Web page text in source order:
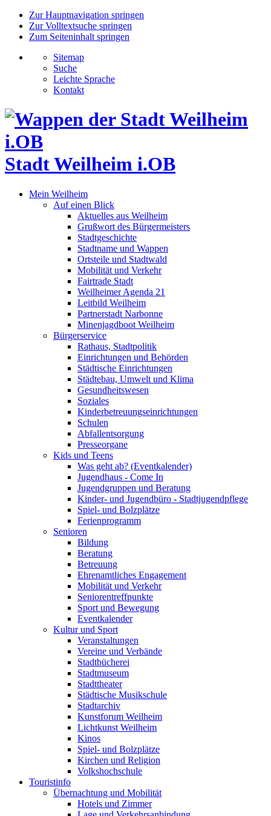
Zur Hauptnavigation springen
Zur Volltextsuche springen
Zum Seiteninhalt springen
Sitemap
Suche
Leichte Sprache
Kontakt
Stadt Weilheim i.OB
Mein Weilheim
Auf einen Blick
Aktuelles aus Weilheim
Grußwort des Bürgermeisters
Stadtgeschichte
Stadtname und Wappen
Ortsteile und Stadtwald
Mobilität und Verkehr
Fairtrade Stadt
Weilheimer Agenda 21
Leitbild Weilheim
Partnerstadt Narbonne
Minenjagdboot Weilheim
Bürgerservice
Rathaus, Stadtpolitik
Einrichtungen und Behörden
Städtische Einrichtungen
Städtebau, Umwelt und Klima
Gesundheitswesen
Soziales
Kinderbetreuungseinrichtungen
Schulen
Abfallentsorgung
Presseorgane
Kids und Teens
Was geht ab? (Eventkalender)
Jugendhaus - Come In
Jugendgruppen und Beratung
Kinder- und Jugendbüro - Stadtjugendpflege
Spiel- und Bolzplätze
Ferienprogramm
Senioren
Bildung
Beratung
Betreuung
Ehrenamtliches Engagement
Mobilität und Verkehr
Seniorentreffpunkte
Sport und Bewegung
Eventkalender
Kultur und Sport
Veranstaltungen
Vereine und Verbände
Stadtbücherei
Stadtmuseum
Stadttheater
Städtische Musikschule
Stadtarchiv
Kunstforum Weilheim
Lichtkunst Weilheim
Kinos
Spiel- und Bolzplätze
Kirchen und Religion
Volkshochschule
Touristinfo
Übernachtung und Mobilität
Hotels und Zimmer